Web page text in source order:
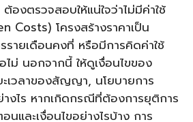
ต้องตรวจสอบให้แน่ใจว่าไม่มีค่าใช้
Costs) โครงสร้างราคาเป็น
รายเดือนคงที่ หรือมีการคิดค่าใช้
ม่ นอกจากนี้ ให้ดูเงื่อนไขของ
เวลาของสัญญา, นโยบายการ
งไร หากเกิดกรณีที่ต้องการยุติการ
และเงื่อนไขอย่างไรบ้าง การ